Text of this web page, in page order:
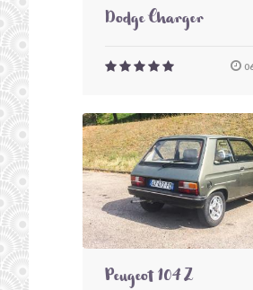
Dodge Charger
Peugeot 104 Z